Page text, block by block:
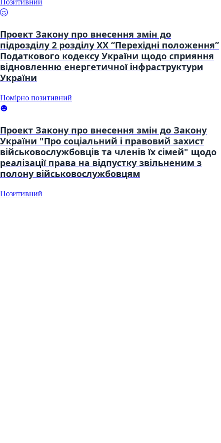
Проект Закону про внесення змін до
підрозділу 2 розділу XX “Перехідні положення”
Податкового кодексу України щодо сприяння
відновленню енергетичної інфраструктури
України
Помірно позитивний
Проект Закону про внесення змін до Закону
України "Про соціальний і правовий захист
військовослужбовців та членів їх сімей" щодо
реалізації права на відпустку звільненим з
полону військовослужбовцям
Позитивний